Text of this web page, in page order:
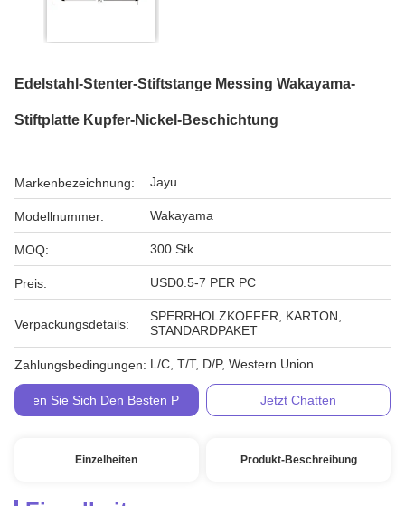
Edelstahl-Stenter-Stiftstange Messing Wakayama-
Stiftplatte Kupfer-Nickel-Beschichtung
Markenbezeichnung: Jayu
Modellnummer: Wakayama
MOQ: 300 Stk
Preis: USD0.5-7 PER PC
Verpackungsdetails:
SPERRHOLZKOFFER, KARTON,
STANDARDPAKET
Zahlungsbedingungen: L/C, T/T, D/P, Western Union
Holen Sie Sich Den Besten Preis Jetzt Chatten
Einzelheiten Produkt-Beschreibung